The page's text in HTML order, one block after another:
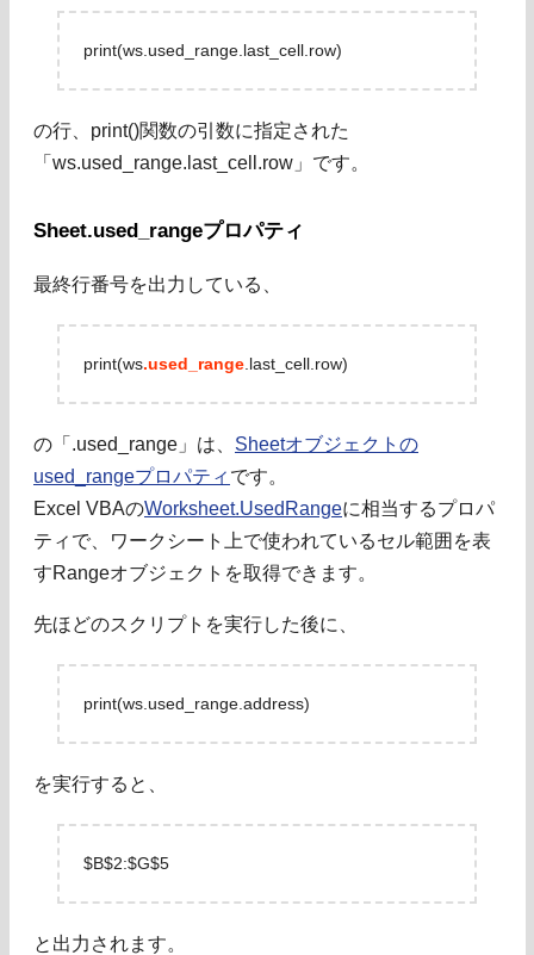
print(ws.used_range.last_cell.row)
の行、print()関数の引数に指定された
「ws.used_range.last_cell.row」です。
Sheet.used_rangeプロパティ
最終行番号を出力している、
print(ws.used_range .last_cell.row)
の「.used_range」は、 Sheetオブジェクトの
used_rangeプロパティ です。
Excel VBAのWorksheet.UsedRangeに相当するプロパ
ティで、ワークシート上で使われているセル範囲を表
すRangeオブジェクトを取得できます。
先ほどのスクリプトを実行した後に、
print(ws.used_range.address)
を実行すると、
$B$2:$G$5
と出力されます。